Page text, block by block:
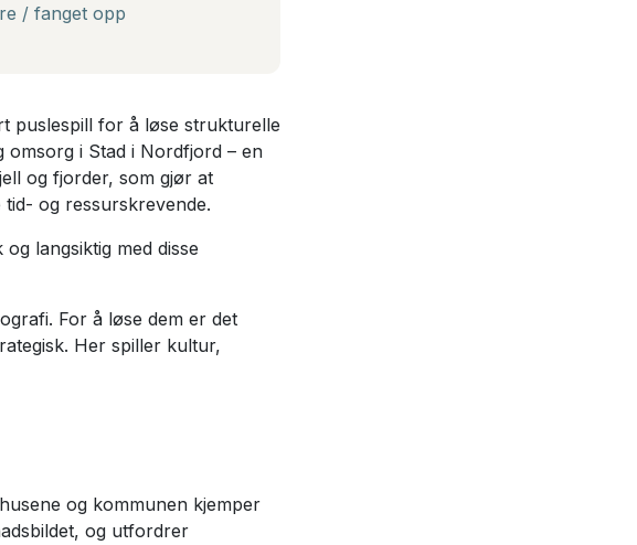
/ fanget opp
puslespill for å løse strukturelle
i Stad i Nordfjord – en
og fjorder, som gjør at
og ressurskrevende.
langsiktig med disse
For å løse dem er det
Her spiller kultur,
og kommunen kjemper
og utfordrer